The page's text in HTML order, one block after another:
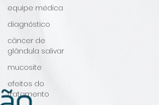
equipe médica
diagnóstico
câncer de
glândula salivar
mucosite
efeitos do
tratamento